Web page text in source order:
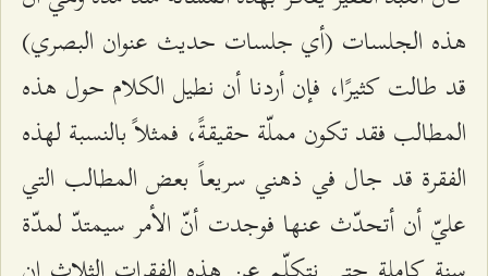
هذه الجلسات (أي جلسات حديث عنوان البصري)
قد طالت كثيرًا، فإن أردنا أن نطيل الكلام حول هذه
المطالب فقد تكون مملّة حقيقةً، فمثلاً بالنسبة لهذه
الفقرة قد جال في ذهني سريعاً بعض المطالب التي
عليّ أن أتحدّث عنها فوجدت أنّ الأمر سيمتدّ لمدّة